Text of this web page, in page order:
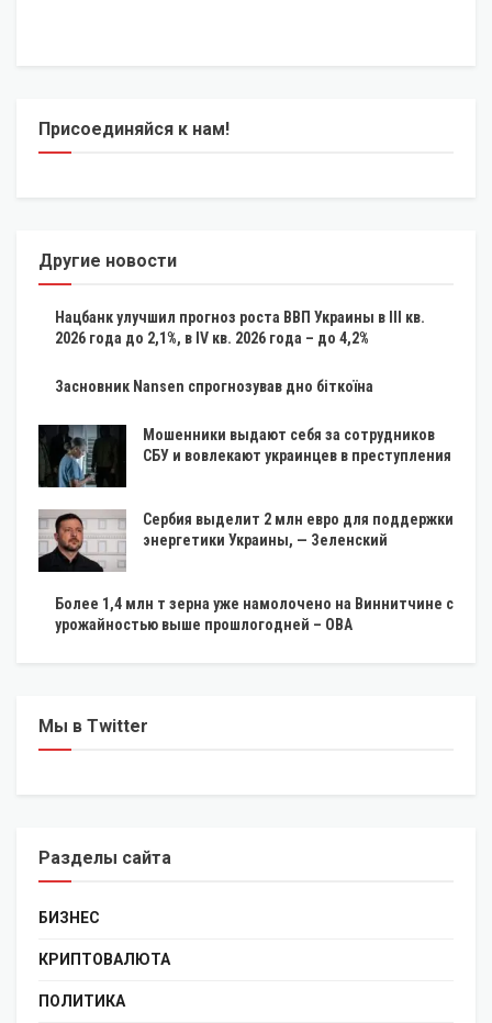
Присоединяйся к нам!
Другие новости
Нацбанк улучшил прогноз роста ВВП Украины в III кв.
2026 года до 2,1%, в IV кв. 2026 года – до 4,2%
Засновник Nansen спрогнозував дно біткоїна
Мошенники выдают себя за сотрудников
СБУ и вовлекают украинцев в преступления
Сербия выделит 2 млн евро для поддержки
энергетики Украины, — Зеленский
Более 1,4 млн т зерна уже намолочено на Виннитчине с
урожайностью выше прошлогодней – ОВА
Мы в Twitter
Разделы сайта
БИЗНЕС
КРИПТОВАЛЮТА
ПОЛИТИКА